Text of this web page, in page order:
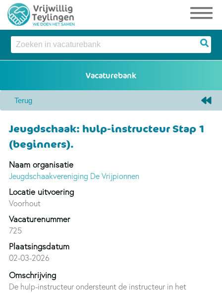
Jeugdschaak: hulp-instructeur Stap 1
(beginners).
Naam organisatie
Jeugdschaakvereniging De Vrijpionnen
Locatie uitvoering
Voorhout
Vacaturenummer
725
Plaatsingsdatum
02-03-2026
Omschrijving
De hulp-instructeur ondersteunt de instructeur in het